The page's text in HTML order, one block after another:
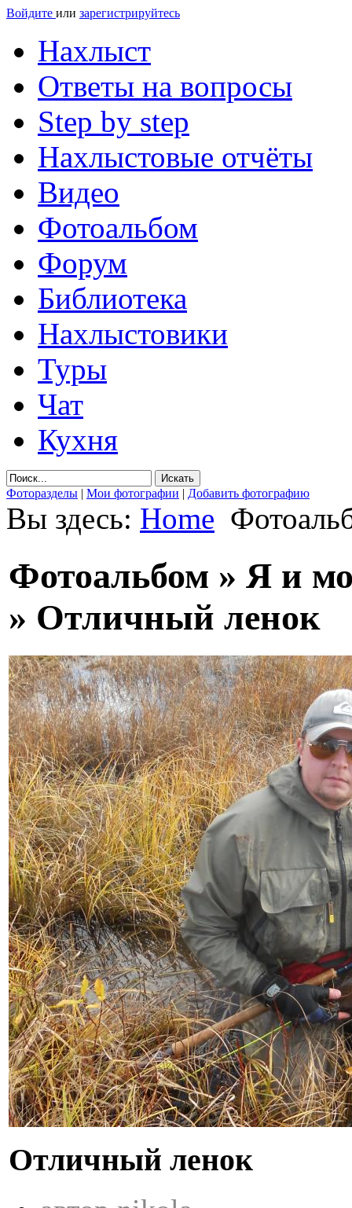
Войдите или зарегистрируйтесь
Нахлыст
Ответы на вопросы
Step by step
Нахлыстовые отчёты
Видео
Фотоальбом
Форум
Библиотека
Нахлыстовики
Туры
Чат
Кухня
Фоторазделы | Мои фотографии | Добавить фотографию
Вы здесь: Home
Фотоальбом » Я и
» Отличный ленок
Отличный ленок